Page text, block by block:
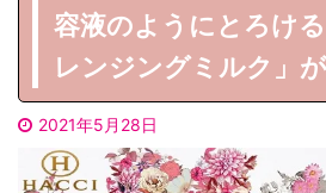
容液のようにとろけ
レンジングミルク」が
2021年5月28日